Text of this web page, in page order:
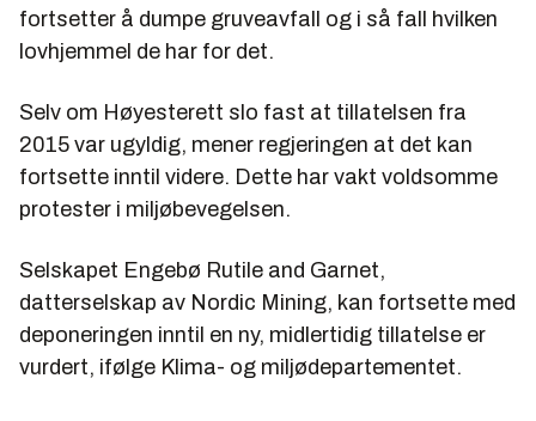
fortsetter å dumpe gruveavfall og i så fall hvilken
lovhjemmel de har for det.
Selv om Høyesterett slo fast at tillatelsen fra
2015 var ugyldig, mener regjeringen at det kan
fortsette inntil videre. Dette har vakt voldsomme
protester i miljøbevegelsen.
Selskapet Engebø Rutile and Garnet,
datterselskap av Nordic Mining, kan fortsette med
deponeringen inntil en ny, midlertidig tillatelse er
vurdert, ifølge Klima- og miljødepartementet.